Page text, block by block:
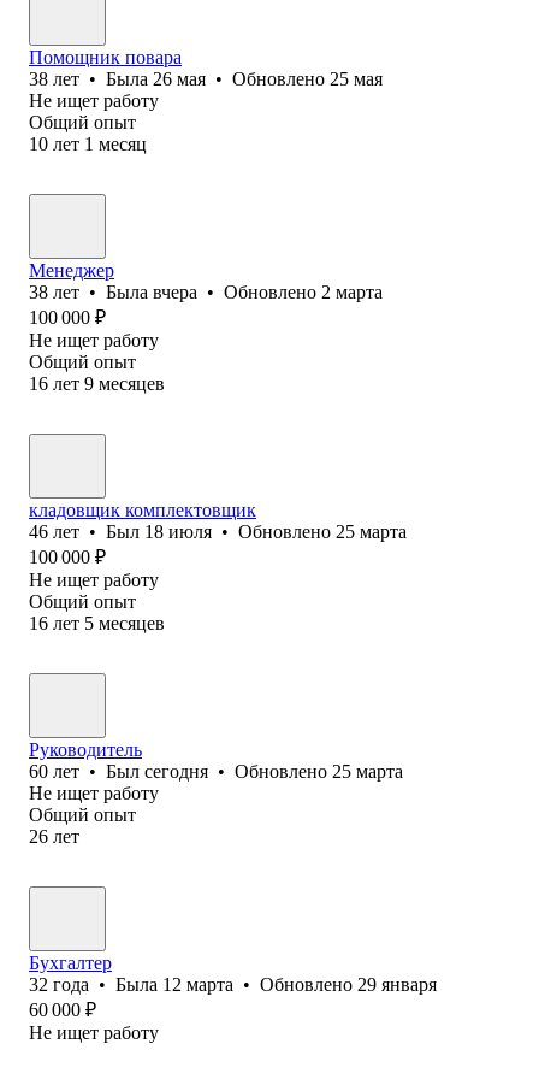
Помощник повара
38 лет • Была 26 мая • Обновлено 25 мая
Не ищет работу
Общий опыт
10 лет 1 месяц
Менеджер
38 лет • Была вчера • Обновлено 2 марта
100 000 ₽
Не ищет работу
Общий опыт
16 лет 9 месяцев
кладовщик комплектовщик
46 лет • Был 18 июля • Обновлено 25 марта
100 000 ₽
Не ищет работу
Общий опыт
16 лет 5 месяцев
Руководитель
60 лет • Был сегодня • Обновлено 25 марта
Не ищет работу
Общий опыт
26 лет
Бухгалтер
32 года • Была 12 марта • Обновлено 29 января
60 000 ₽
Не ищет работу